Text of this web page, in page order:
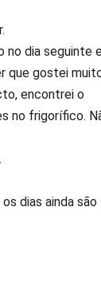
no dia seguinte
que gostei
encontrei o
no frigorífico.
dias ainda são